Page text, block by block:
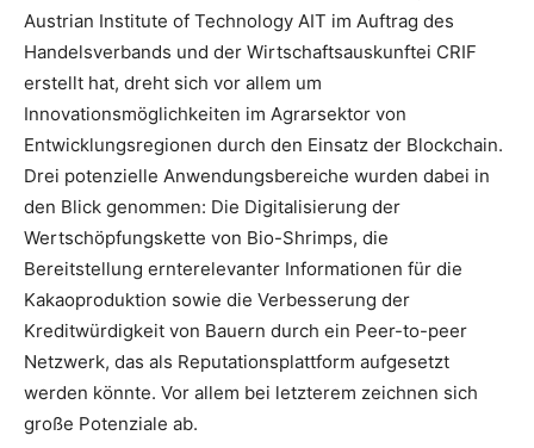
Austrian Institute of Technology AIT im Auftrag des
Handelsverbands und der Wirtschaftsauskunftei CRIF
erstellt hat, dreht sich vor allem um
Innovationsmöglichkeiten im Agrarsektor von
Entwicklungsregionen durch den Einsatz der Blockchain.
Drei potenzielle Anwendungsbereiche wurden dabei in
den Blick genommen: Die Digitalisierung der
Wertschöpfungskette von Bio-Shrimps, die
Bereitstellung ernterelevanter Informationen für die
Kakaoproduktion sowie die Verbesserung der
Kreditwürdigkeit von Bauern durch ein Peer-to-peer
Netzwerk, das als Reputations­plattform aufgesetzt
werden könnte. Vor allem bei letzterem zeichnen sich
große Potenziale ab.